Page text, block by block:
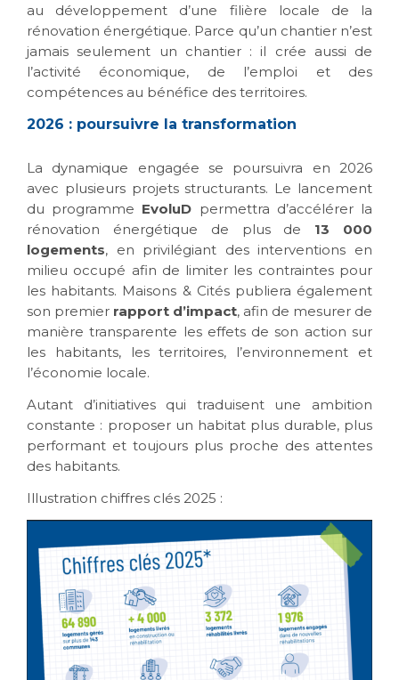
au développement d’une filière locale de la
rénovation énergétique. Parce qu’un chantier n’est
jamais seulement un chantier : il crée aussi de
l’activité économique, de l’emploi et des
compétences au bénéfice des territoires.
2026 : poursuivre la transformation
La dynamique engagée se poursuivra en 2026
avec plusieurs projets structurants. Le lancement
du programme EvoluD permettra d’accélérer la
rénovation énergétique de plus de 13 000
logements, en privilégiant des interventions en
milieu occupé afin de limiter les contraintes pour
les habitants. Maisons & Cités publiera également
son premier rapport d’impact, afin de mesurer de
manière transparente les effets de son action sur
les habitants, les territoires, l’environnement et
l’économie locale.
Autant d’initiatives qui traduisent une ambition
constante : proposer un habitat plus durable, plus
performant et toujours plus proche des attentes
des habitants.
Illustration chiffres clés 2025 :